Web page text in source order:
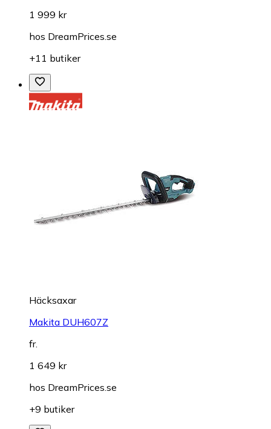
1 999 kr
hos DreamPrices.se
+11 butiker
Häcksaxar
Makita DUH607Z
fr.
1 649 kr
hos DreamPrices.se
+9 butiker